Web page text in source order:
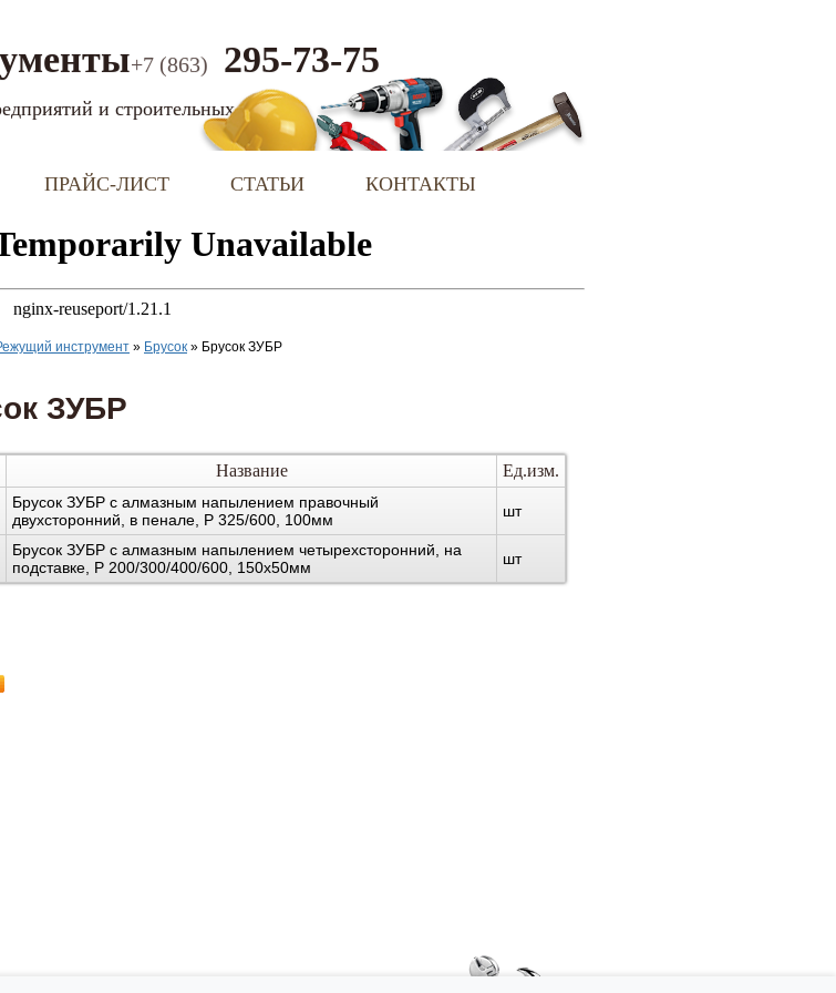
и строительных фирм
+7 (863) 295-73-75
ПРАЙС-ЛИСТ СТАТЬИ КОНТАКТЫ
инструмент » Брусок » Брусок ЗУБР
ЗУБР
Название Ед.изм.
Брусок ЗУБР с алмазным напылением правочный
двухсторонний, в пенале, P 325/600, 100мм
шт
Брусок ЗУБР с алмазным напылением четырехсторонний, на
подставке, P 200/300/400/600, 150х50мм
шт